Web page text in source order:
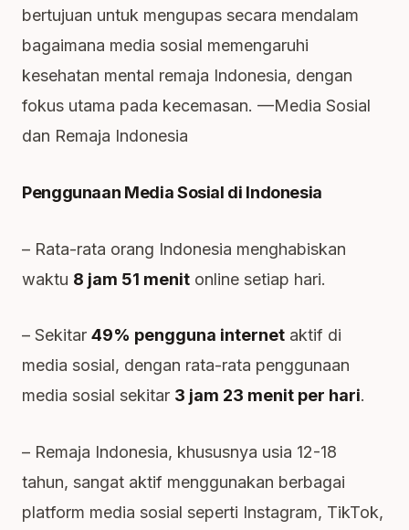
bertujuan untuk mengupas secara mendalam
bagaimana media sosial memengaruhi
kesehatan mental remaja Indonesia, dengan
fokus utama pada kecemasan. —Media Sosial
dan Remaja Indonesia
Penggunaan Media Sosial di Indonesia
– Rata-rata orang Indonesia menghabiskan
waktu 8 jam 51 menit online setiap hari.
– Sekitar 49% pengguna internet aktif di
media sosial, dengan rata-rata penggunaan
media sosial sekitar 3 jam 23 menit per hari.
– Remaja Indonesia, khususnya usia 12-18
tahun, sangat aktif menggunakan berbagai
platform media sosial seperti Instagram, TikTok,